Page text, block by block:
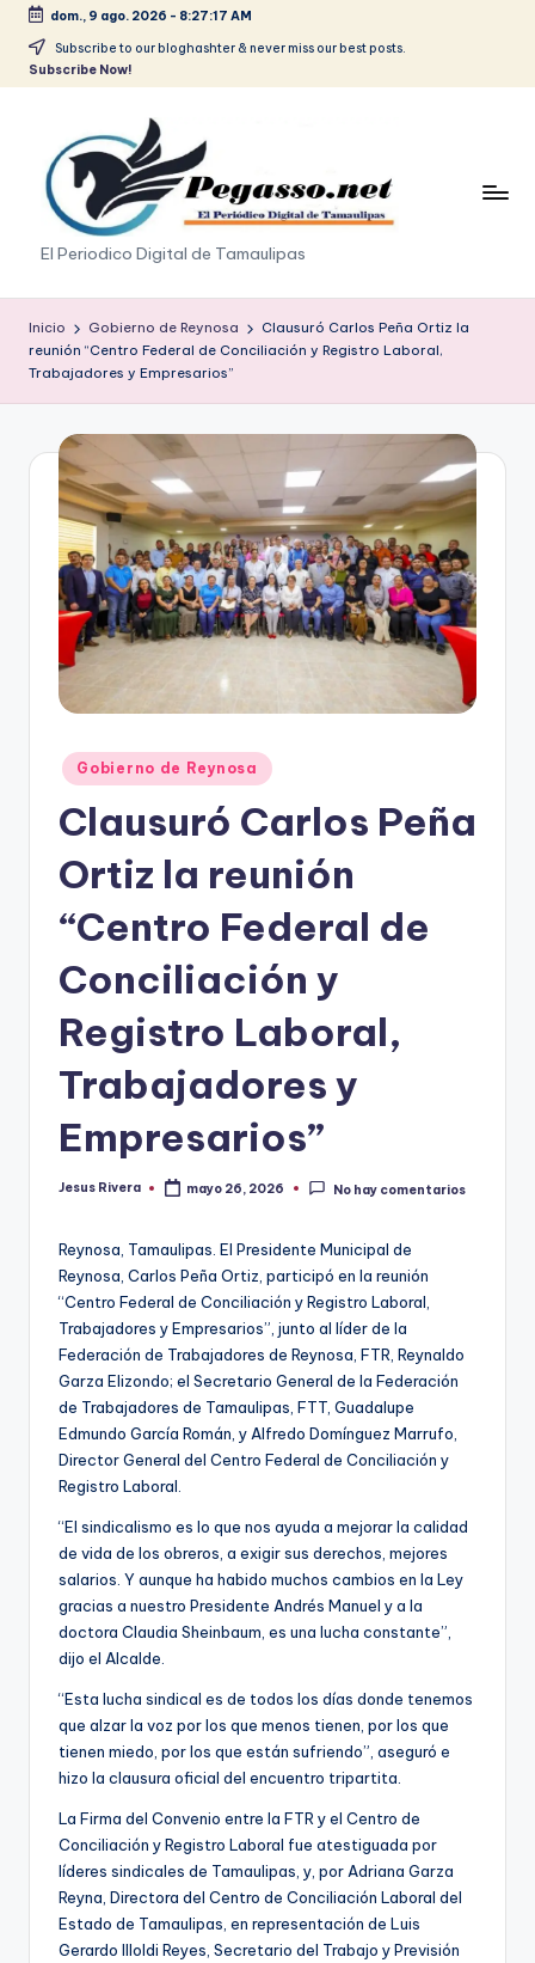
Saltar
dom., 9 ago. 2026 - 8:27:17 AM
Subscribe to our bloghashter & never miss our best posts.
Subscribe Now!
p
e
g
a
s
o
p
El Periodico Digital de Tamaulipas
Inicio Gobierno de Reynosa
Clausuró Carlos Peña Ortiz la
reunión “Centro Federal de Conciliación y Registro Laboral,
Trabajadores y Empresarios”
Publicado
en
Gobierno de Reynosa
Clausuró Carlos Peña
Ortiz la reunión
“Centro Federal de
Conciliación y
Registro Laboral,
Trabajadores y
Empresarios”
Publicado
Jesus Rivera mayo 26, 2026 No hay comentarios
Reynosa, Tamaulipas. El Presidente Municipal de
Reynosa, Carlos Peña Ortiz, participó en la reunión
“Centro Federal de Conciliación y Registro Laboral,
Trabajadores y Empresarios”, junto al líder de la
Federación de Trabajadores de Reynosa, FTR, Reynaldo
Garza Elizondo; el Secretario General de la Federación
de Trabajadores de Tamaulipas, FTT, Guadalupe
Edmundo García Román, y Alfredo Domínguez Marrufo,
Director General del Centro Federal de Conciliación y
Registro Laboral.
“El sindicalismo es lo que nos ayuda a mejorar la calidad
de vida de los obreros, a exigir sus derechos, mejores
salarios. Y aunque ha habido muchos cambios en la Ley
gracias a nuestro Presidente Andrés Manuel y a la
doctora Claudia Sheinbaum, es una lucha constante”,
dijo el Alcalde.
“Esta lucha sindical es de todos los días donde tenemos
que alzar la voz por los que menos tienen, por los que
tienen miedo, por los que están sufriendo”, aseguró e
hizo la clausura oficial del encuentro tripartita.
La Firma del Convenio entre la FTR y el Centro de
Conciliación y Registro Laboral fue atestiguada por
líderes sindicales de Tamaulipas, y, por Adriana Garza
Reyna, Directora del Centro de Conciliación Laboral del
Estado de Tamaulipas, en representación de Luis
Gerardo Illoldi Reyes, Secretario del Trabajo y Previsión